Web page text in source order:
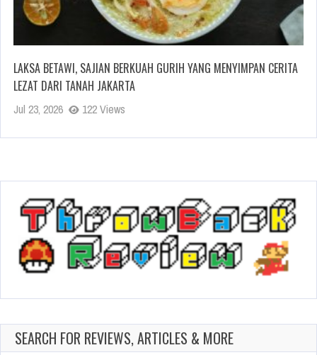
LAKSA BETAWI, SAJIAN BERKUAH GURIH YANG MENYIMPAN CERITA
LEZAT DARI TANAH JAKARTA
Jul 23, 2026 122 Views
SEARCH FOR REVIEWS, ARTICLES & MORE